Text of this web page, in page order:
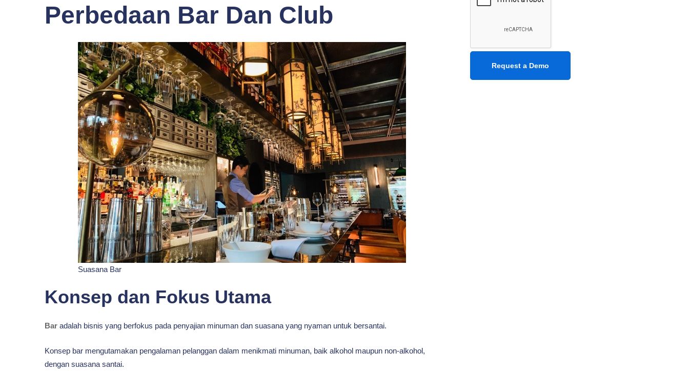
Anda
Ketahui
Perbedaan Bar Dan Club
Suasana Bar
Konsep dan Fokus Utama
Bar adalah bisnis yang berfokus pada penyajian minuman dan suasana yang nyaman untuk bersantai.
Konsep bar mengutamakan pengalaman pelanggan dalam menikmati minuman, baik alkohol maupun non-alkohol,
dengan suasana santai.